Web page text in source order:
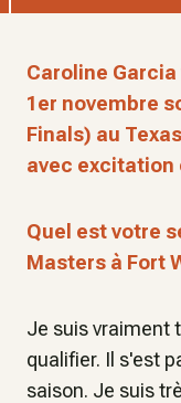
Caroline
1er novembre
Finals) au
avec excitation
Quel est votre
Masters à Fort
Je suis vraiment
qualifier. Il s'est
saison. Je suis